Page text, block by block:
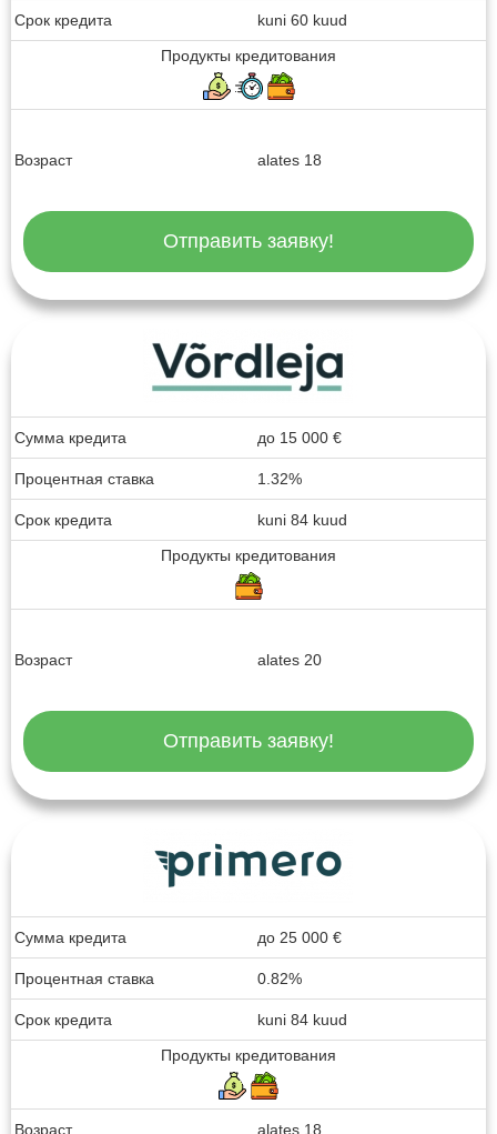
Срок кредита
kuni 60 kuud
Продукты кредитования
Возраст alates 18
Отправить заявку!
Сумма кредита до 15 000 €
Процентная ставка 1.32%
Срок кредита
kuni 84 kuud
Продукты кредитования
Возраст alates 20
Отправить заявку!
Сумма кредита до 25 000 €
Процентная ставка 0.82%
Срок кредита
kuni 84 kuud
Продукты кредитования
Возраст alates 18